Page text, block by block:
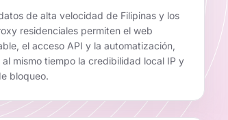
de alta velocidad de Filipinas y los
residenciales permiten el web
el acceso API y la automatización,
al mismo tiempo la credibilidad local IP y
bloqueo.